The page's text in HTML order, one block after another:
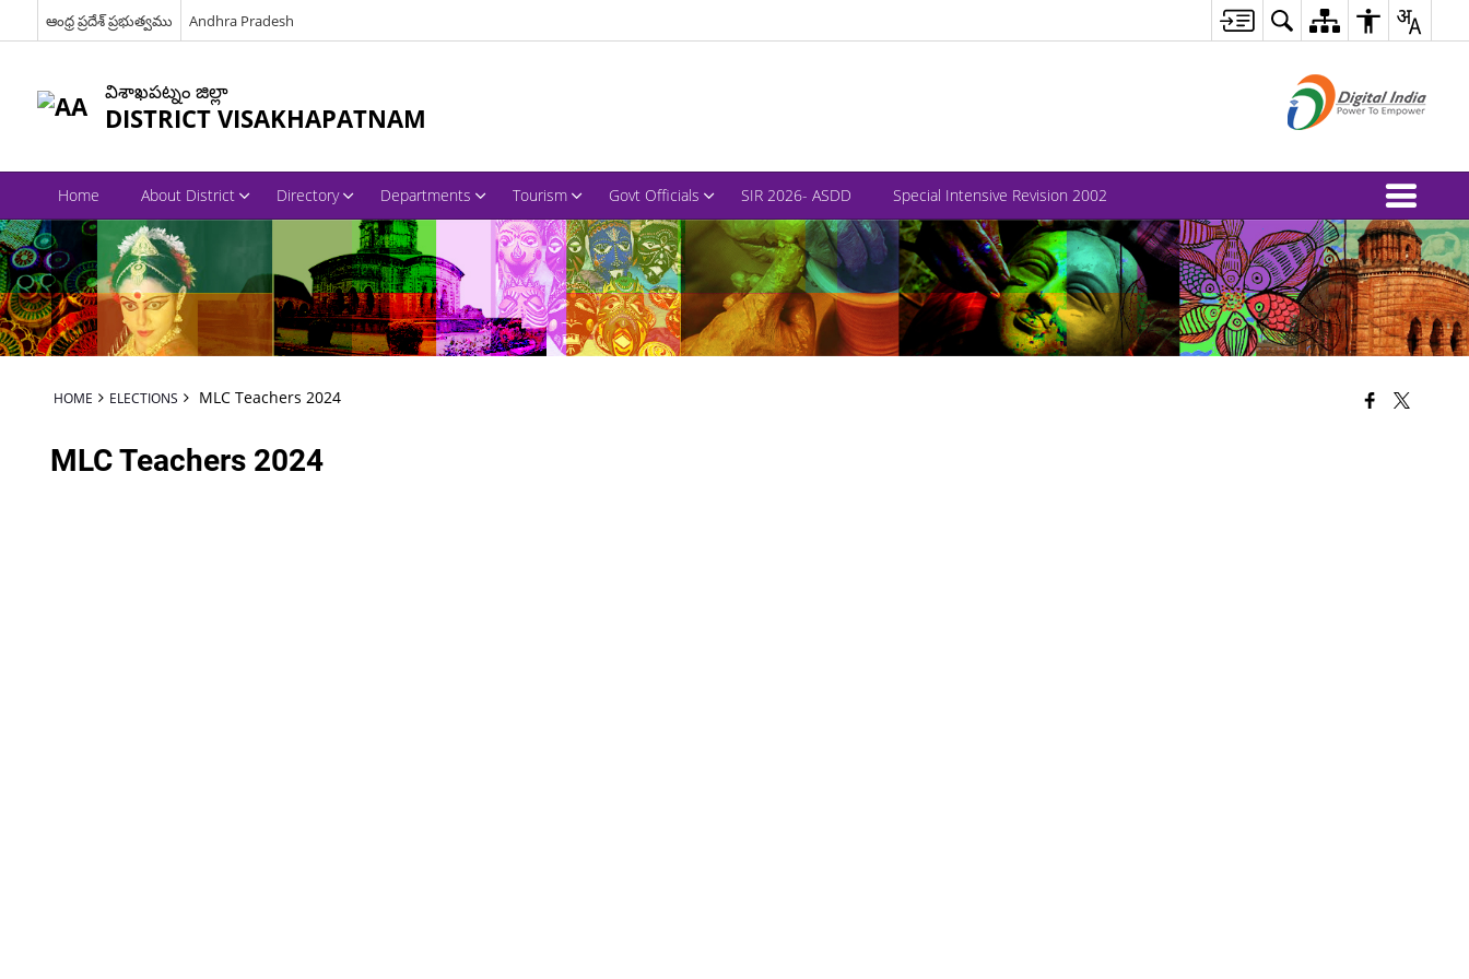
ఆంధ్ర ప్రదేశ్ ప్రభుత్వము Andhra Pradesh
విశాఖపట్నం జిల్లా
DISTRICT VISAKHAPATNAM
Home About District Directory Departments Tourism Govt Officials SIR 2026- ASDD Special Intensive Revision 2002
HOME ELECTIONS MLC Teachers 2024
MLC Teachers 2024